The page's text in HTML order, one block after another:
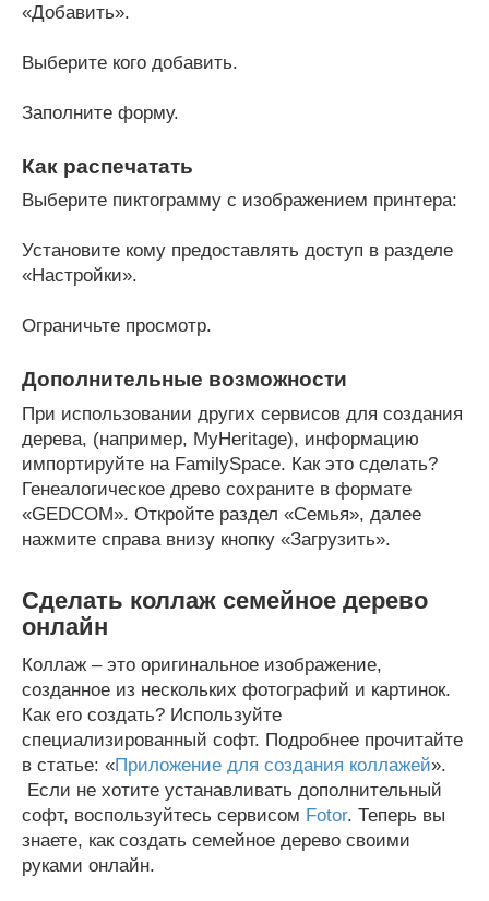
«Добавить».
Выберите кого добавить.
Заполните форму.
Как распечатать
Выберите пиктограмму с изображением принтера:
Установите кому предоставлять доступ в разделе
«Настройки».
Ограничьте просмотр.
Дополнительные возможности
При использовании других сервисов для создания
дерева, (например, MyHeritage), информацию
импортируйте на FamilySpace. Как это сделать?
Генеалогическое древо сохраните в формате
«GEDCOM». Откройте раздел «Семья», далее
нажмите справа внизу кнопку «Загрузить».
Сделать коллаж семейное дерево
онлайн
Коллаж – это оригинальное изображение,
созданное из нескольких фотографий и картинок.
Как его создать? Используйте
специализированный софт. Подробнее прочитайте
в статье: «Приложение для создания коллажей».
Если не хотите устанавливать дополнительный
софт, воспользуйтесь сервисом Fotor. Теперь вы
знаете, как создать семейное дерево своими
руками онлайн.